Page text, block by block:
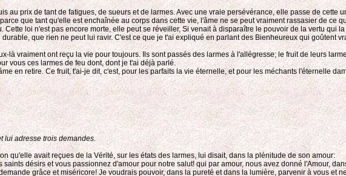
au prix de tant de fatigues, de sueurs et de larmes. Avec une vraie persévérance, elle passe de cette
que tant qu'elle est enchaînée au corps dans cette vie, l'âme ne se peut vraiment rassasier de ce
loi n'est pas encore morte, elle peut se réveiller, Si venait à disparaître le pouvoir de la vertu qui
que rien ne peut lui ravir. C'est ce que je t'ai expliqué en parlant des Bienheureux qui goûtent
là vraiment ont reçu la vie pour toujours. Ils sont passés des larmes à l'allégresse; le fruit de leurs
vous ces larmes de feu dont, dont je t'ai déjà parlé.
en retire. Ce fruit, t'ai-je dit, c'est, pour les parfaits la vie éternelle, et pour les méchants l'éternelle
lui adresse trois demandes.
qu'elle avait reçues de la Vérité, sur les états des larmes, lui disait, dans la plénitude de son amour:
désirs et vous passionnez d'amour pour notre salut! qui par amour, nous avez donné l'Amour,
grâce et miséricore! Je voudrais pouvoir, dans la pureté et dans la lumière, parvenir à vous et